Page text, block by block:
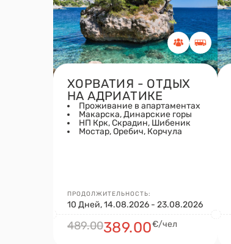
ХОРВАТИЯ - ОТДЫХ
НА АДРИАТИКЕ
Проживание в апартаментах
Макарска, Динарские горы
НП Крк, Скрадин, Шибеник
Мостар, Оребич, Корчула
ПРОДОЛЖИТЕЛЬНОСТЬ:
10 Дней, 14.08.2026 - 23.08.2026
489.00389.00€/чел